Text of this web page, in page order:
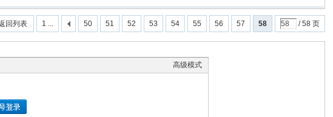
1 ... 50 51 52 53 54 55 56 57 58 / 58 页
回列表
高级模式